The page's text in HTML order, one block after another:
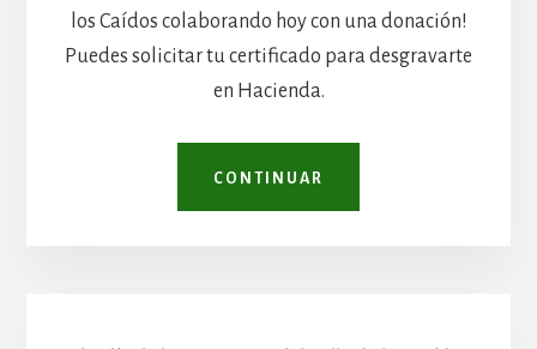
los Caídos colaborando hoy con una donación!
Puedes solicitar tu certificado para desgravarte
en Hacienda.
CONTINUAR